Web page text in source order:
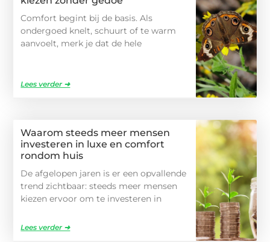
Comfort begint bij de basis. Als
ondergoed knelt, schuurt of te warm
aanvoelt, merk je dat de hele
Lees verder ➜
Waarom steeds meer mensen
investeren in luxe en comfort
rondom huis
De afgelopen jaren is er een opvallende
trend zichtbaar: steeds meer mensen
kiezen ervoor om te investeren in
Lees verder ➜